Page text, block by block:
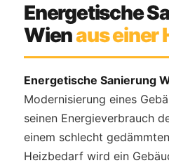
Energetische
Wienaus einer
Energetische Sanierung
Modernisierung eines
seinen Energieverbrauch
einem schlecht
Heizbedarf wird ein